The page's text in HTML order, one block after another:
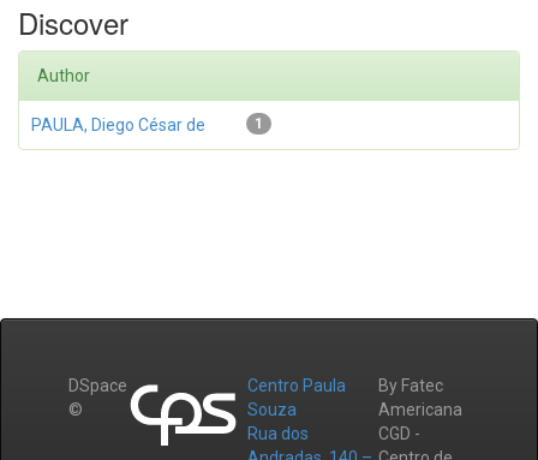
Discover
Author
1
PAULA, Diego César de
DSpace
©
Centro Paula
Souza
Rua dos
By Fatec
Americana
CGD -